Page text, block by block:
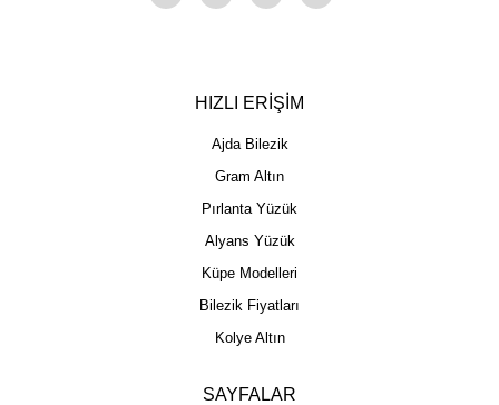
HIZLI ERİŞİM
Ajda Bilezik
Gram Altın
Pırlanta Yüzük
Alyans Yüzük
Küpe Modelleri
Bilezik Fiyatları
Kolye Altın
SAYFALAR